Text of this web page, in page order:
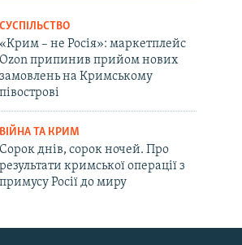
СУСПІЛЬСТВО
«Крим – не Росія»: маркетплейс
Ozon припинив прийом нових
замовлень на Кримському
півострові
ВІЙНА ТА КРИМ
Сорок днів, сорок ночей. Про
результати кримської операції з
примусу Росії до миру